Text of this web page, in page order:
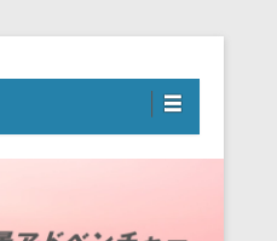
景アドベンチャー